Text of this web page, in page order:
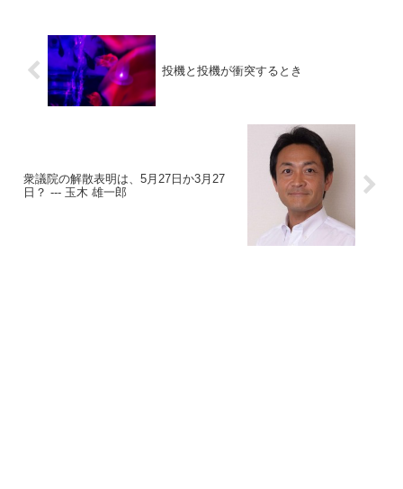
投機と投機が衝突するとき
衆議院の解散表明は、5月27日か3月27
日？ --- 玉木 雄一郎